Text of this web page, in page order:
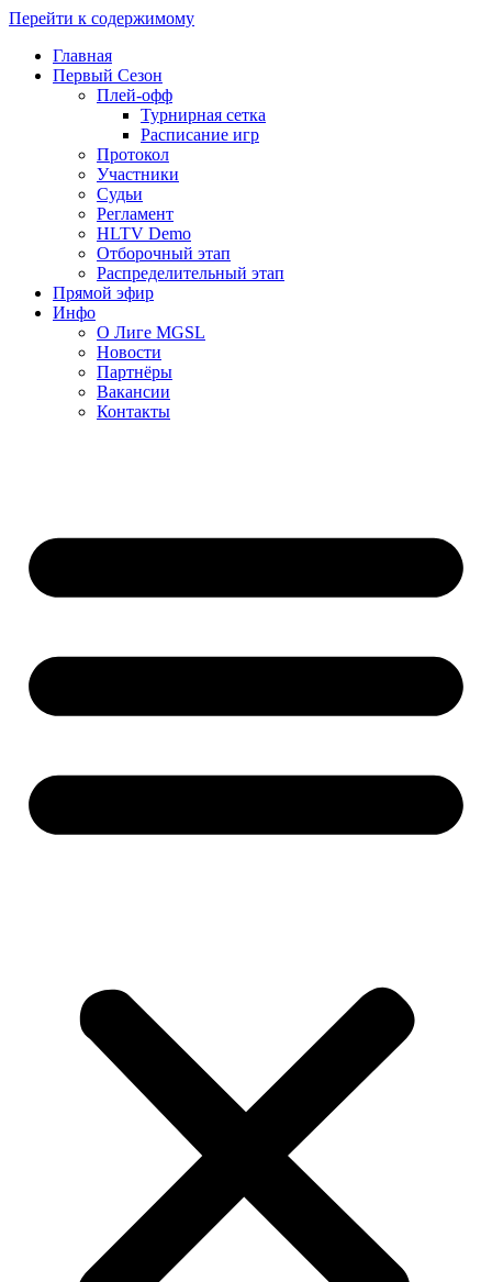
Перейти к содержимому
Главная
Первый Сезон
Плей-офф
Турнирная сетка
Расписание игр
Протокол
Участники
Судьи
Регламент
HLTV Demo
Отборочный этап
Распределительный этап
Прямой эфир
Инфо
О Лиге MGSL
Новости
Партнёры
Вакансии
Контакты